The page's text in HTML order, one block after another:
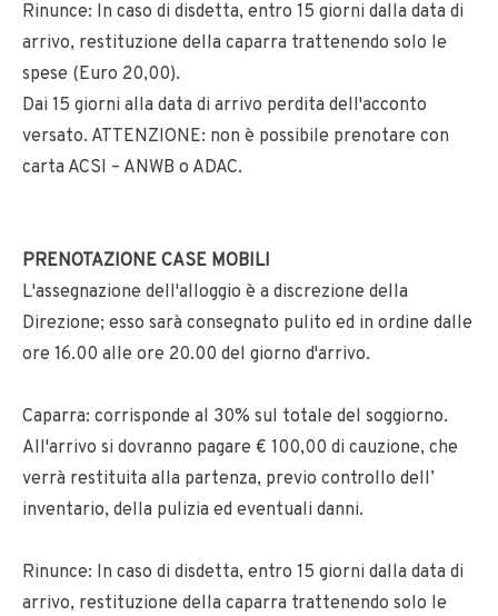
Rinunce: In caso di disdetta, entro 15 giorni dalla data di
arrivo, restituzione della caparra trattenendo solo le
spese (Euro 20,00).
Dai 15 giorni alla data di arrivo perdita dell'acconto
versato. ATTENZIONE: non è possibile prenotare con
carta ACSI – ANWB o ADAC.
PRENOTAZIONE CASE MOBILI
L'assegnazione dell'alloggio è a discrezione della
Direzione; esso sarà consegnato pulito ed in ordine dalle
ore 16.00 alle ore 20.00 del giorno d'arrivo.
Caparra: corrisponde al 30% sul totale del soggiorno.
All'arrivo si dovranno pagare € 100,00 di cauzione, che
verrà restituita alla partenza, previo controllo dell’
inventario, della pulizia ed eventuali danni.
Rinunce: In caso di disdetta, entro 15 giorni dalla data di
arrivo, restituzione della caparra trattenendo solo le